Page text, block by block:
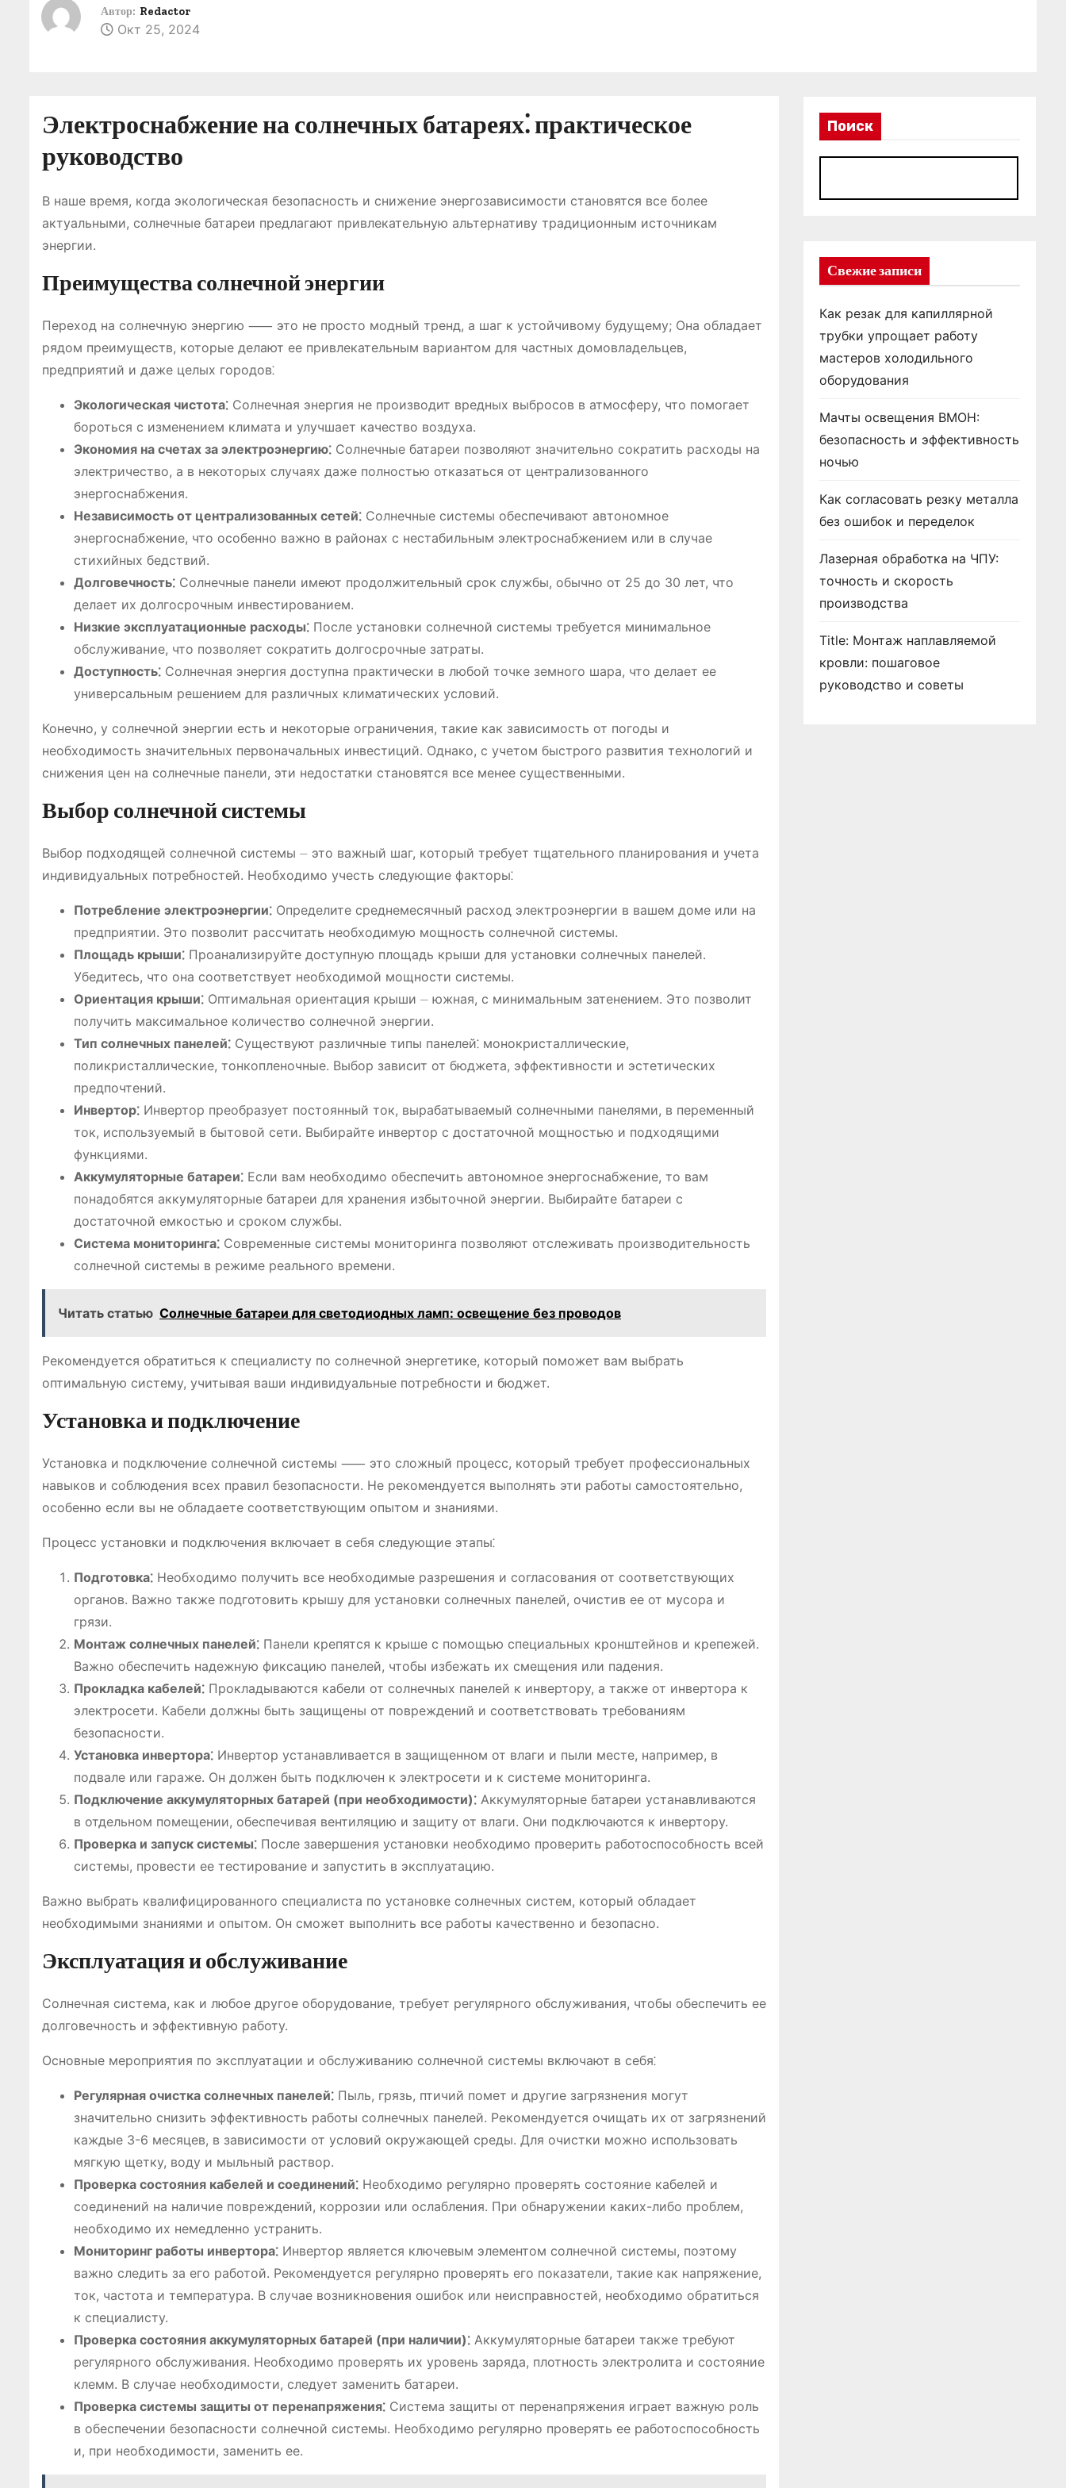
Автор: Redactor
Окт 25, 2024
Электроснабжение на солнечных батареях⁚ практическое
руководство
В наше время, когда экологическая безопасность и снижение энергозависимости становятся все более
актуальными, солнечные батареи предлагают привлекательную альтернативу традиционным источникам
энергии.
Преимущества солнечной энергии
Переход на солнечную энергию ⸺ это не просто модный тренд, а шаг к устойчивому будущему; Она обладает
рядом преимуществ, которые делают ее привлекательным вариантом для частных домовладельцев,
предприятий и даже целых городов⁚
Экологическая чистота⁚ Солнечная энергия не производит вредных выбросов в атмосферу, что помогает
бороться с изменением климата и улучшает качество воздуха.
Экономия на счетах за электроэнергию⁚ Солнечные батареи позволяют значительно сократить расходы на
электричество, а в некоторых случаях даже полностью отказаться от централизованного
энергоснабжения.
Независимость от централизованных сетей⁚ Солнечные системы обеспечивают автономное
энергоснабжение, что особенно важно в районах с нестабильным электроснабжением или в случае
стихийных бедствий.
Долговечность⁚ Солнечные панели имеют продолжительный срок службы, обычно от 25 до 30 лет, что
делает их долгосрочным инвестированием.
Низкие эксплуатационные расходы⁚ После установки солнечной системы требуется минимальное
обслуживание, что позволяет сократить долгосрочные затраты.
Доступность⁚ Солнечная энергия доступна практически в любой точке земного шара, что делает ее
универсальным решением для различных климатических условий.
Конечно, у солнечной энергии есть и некоторые ограничения, такие как зависимость от погоды и
необходимость значительных первоначальных инвестиций. Однако, с учетом быстрого развития технологий и
снижения цен на солнечные панели, эти недостатки становятся все менее существенными.
Выбор солнечной системы
Выбор подходящей солнечной системы ⏤ это важный шаг, который требует тщательного планирования и учета
индивидуальных потребностей. Необходимо учесть следующие факторы⁚
Потребление электроэнергии⁚ Определите среднемесячный расход электроэнергии в вашем доме или на
предприятии. Это позволит рассчитать необходимую мощность солнечной системы.
Площадь крыши⁚ Проанализируйте доступную площадь крыши для установки солнечных панелей.
Убедитесь, что она соответствует необходимой мощности системы.
Ориентация крыши⁚ Оптимальная ориентация крыши ⏤ южная, с минимальным затенением. Это позволит
получить максимальное количество солнечной энергии.
Тип солнечных панелей⁚ Существуют различные типы панелей⁚ монокристаллические,
поликристаллические, тонкопленочные. Выбор зависит от бюджета, эффективности и эстетических
предпочтений.
Инвертор⁚ Инвертор преобразует постоянный ток, вырабатываемый солнечными панелями, в переменный
ток, используемый в бытовой сети. Выбирайте инвертор с достаточной мощностью и подходящими
функциями.
Аккумуляторные батареи⁚ Если вам необходимо обеспечить автономное энергоснабжение, то вам
понадобятся аккумуляторные батареи для хранения избыточной энергии. Выбирайте батареи с
достаточной емкостью и сроком службы.
Система мониторинга⁚ Современные системы мониторинга позволяют отслеживать производительность
солнечной системы в режиме реального времени.
Читать статью Солнечные батареи для светодиодных ламп: освещение без проводов
Рекомендуется обратиться к специалисту по солнечной энергетике, который поможет вам выбрать
оптимальную систему, учитывая ваши индивидуальные потребности и бюджет.
Установка и подключение
Установка и подключение солнечной системы ⸺ это сложный процесс, который требует профессиональных
навыков и соблюдения всех правил безопасности. Не рекомендуется выполнять эти работы самостоятельно,
особенно если вы не обладаете соответствующим опытом и знаниями.
Процесс установки и подключения включает в себя следующие этапы⁚
Подготовка⁚ Необходимо получить все необходимые разрешения и согласования от соответствующих
органов. Важно также подготовить крышу для установки солнечных панелей, очистив ее от мусора и
грязи.
Монтаж солнечных панелей⁚ Панели крепятся к крыше с помощью специальных кронштейнов и крепежей.
Важно обеспечить надежную фиксацию панелей, чтобы избежать их смещения или падения.
Прокладка кабелей⁚ Прокладываются кабели от солнечных панелей к инвертору, а также от инвертора к
электросети. Кабели должны быть защищены от повреждений и соответствовать требованиям
безопасности.
Установка инвертора⁚ Инвертор устанавливается в защищенном от влаги и пыли месте, например, в
подвале или гараже. Он должен быть подключен к электросети и к системе мониторинга.
Подключение аккумуляторных батарей (при необходимости)⁚ Аккумуляторные батареи устанавливаются
в отдельном помещении, обеспечивая вентиляцию и защиту от влаги. Они подключаются к инвертору.
Проверка и запуск системы⁚ После завершения установки необходимо проверить работоспособность всей
системы, провести ее тестирование и запустить в эксплуатацию.
Важно выбрать квалифицированного специалиста по установке солнечных систем, который обладает
необходимыми знаниями и опытом. Он сможет выполнить все работы качественно и безопасно.
Эксплуатация и обслуживание
Солнечная система, как и любое другое оборудование, требует регулярного обслуживания, чтобы обеспечить ее
долговечность и эффективную работу.
Основные мероприятия по эксплуатации и обслуживанию солнечной системы включают в себя⁚
Регулярная очистка солнечных панелей⁚ Пыль, грязь, птичий помет и другие загрязнения могут
значительно снизить эффективность работы солнечных панелей. Рекомендуется очищать их от загрязнений
каждые 3-6 месяцев, в зависимости от условий окружающей среды. Для очистки можно использовать
мягкую щетку, воду и мыльный раствор.
Проверка состояния кабелей и соединений⁚ Необходимо регулярно проверять состояние кабелей и
соединений на наличие повреждений, коррозии или ослабления. При обнаружении каких-либо проблем,
необходимо их немедленно устранить.
Мониторинг работы инвертора⁚ Инвертор является ключевым элементом солнечной системы, поэтому
важно следить за его работой. Рекомендуется регулярно проверять его показатели, такие как напряжение,
ток, частота и температура. В случае возникновения ошибок или неисправностей, необходимо обратиться
к специалисту.
Проверка состояния аккумуляторных батарей (при наличии)⁚ Аккумуляторные батареи также требуют
регулярного обслуживания. Необходимо проверять их уровень заряда, плотность электролита и состояние
клемм. В случае необходимости, следует заменить батареи.
Проверка системы защиты от перенапряжения⁚ Система защиты от перенапряжения играет важную роль
в обеспечении безопасности солнечной системы. Необходимо регулярно проверять ее работоспособность
и, при необходимости, заменить ее.
Поиск
Свежие записи
Как резак для капиллярной
трубки упрощает работу
мастеров холодильного
оборудования
Мачты освещения ВМОН:
безопасность и эффективность
ночью
Как согласовать резку металла
без ошибок и переделок
Лазерная обработка на ЧПУ:
точность и скорость
производства
Title: Монтаж наплавляемой
кровли: пошаговое
руководство и советы